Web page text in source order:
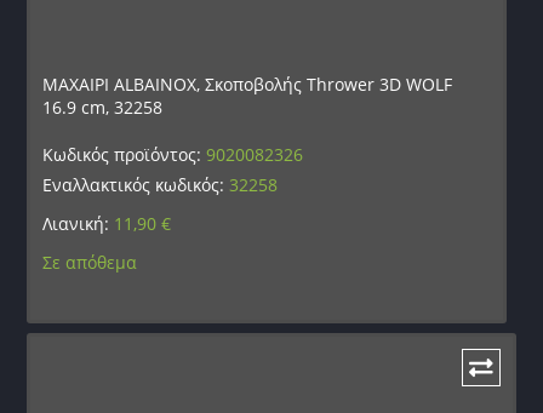
ΜΑΧΑΙΡΙ ALBAINOX, Σκοποβολής Thrower 3D WOLF
16.9 cm, 32258
Κωδικός προϊόντος:9020082326
Εναλλακτικός κωδικός: 32258
Λιανική: 11,90€
Σε απόθεμα